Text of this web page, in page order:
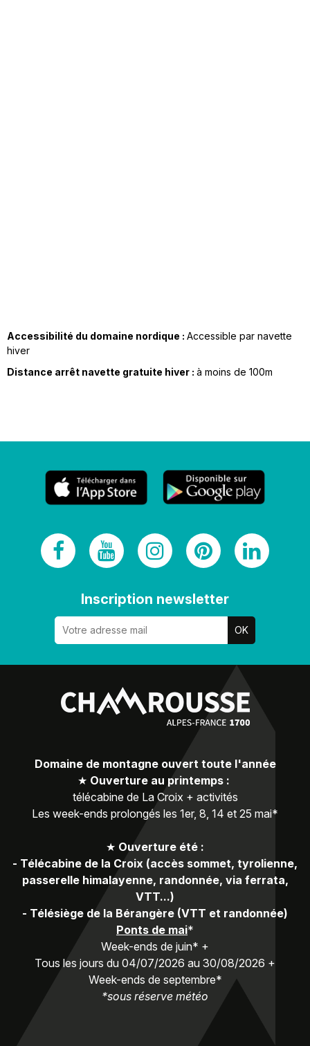
Accessibilité du domaine nordique : Accessible par navette
hiver
Distance arrêt navette gratuite hiver : à moins de 100m
Inscription newsletter
Domaine de montagne ouvert toute l'année
★ Ouverture au printemps :
télécabine de La Croix + activités
Les week-ends prolongés les 1er, 8, 14 et 25 mai*
★ Ouverture été :
- Télécabine de la Croix (accès sommet, tyrolienne,
passerelle himalayenne, randonnée, via ferrata,
VTT...)
- Télésiège de la Bérangère (VTT et randonnée)
Ponts de mai*
Week-ends de juin* +
Tous les jours du 04/07/2026 au 30/08/2026 +
Week-ends de septembre*
*sous réserve météo